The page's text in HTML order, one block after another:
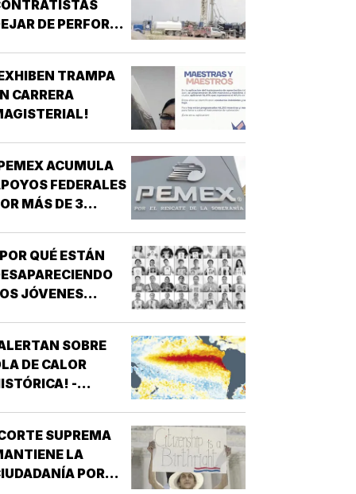
DE PERFORAR
MÉXICO!
TRAMPA
CARRERA
ACUMULA
FEDERALES
MÁS DE 3
QUÉ ESTÁN
JÓVENES
SOBRE
DE CALOR
-
SUPREMA
LA
POR